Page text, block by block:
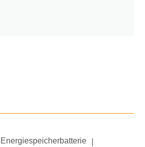
Energiespeicherbatterie